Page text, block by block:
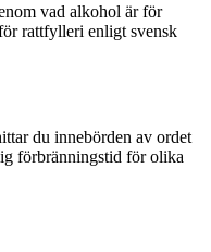
vad alkohol är för
rattfylleri enligt svensk
du innebörden av ordet
förbränningstid för olika